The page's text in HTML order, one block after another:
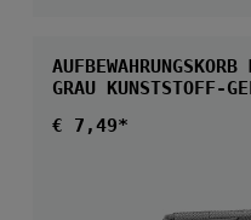
GRAU KUNSTSTOFF-
Regulärer Preis:
€ 7,49*